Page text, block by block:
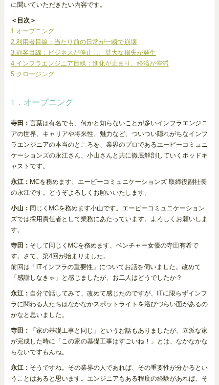
に聞いていただきたい内容です。
＜目次＞
1.オープニング
2.利用者目線：当たり前の日常が一瞬で崩壊
3.顧客目線：ビジネスが停止し、莫大な損失が発生
4.インフラエンジニア目線：進化が止まり、経済が停滞
5.クロージング
1．オープニング
寺田： 言葉は有名でも、何かと知らないことが多いインフラエンジニ
アの世界。キャリアや将来性、魅力など、ついつい隠れがちなインフ
ラエンジニアの本当のところを、業界のプロであるエーピーコミュニ
ケーションズの永江さん、小山さんと共に徹底解剖していくポッドキ
ャストです。
永江： MCを務めます、エーピーコミュニケーションズ 取締役副社長
の永江です。どうぞよろしくお願いいたします。
小山： 同じくMCを務めます小山です。エーピーコミュニケーション
ズでは採用責任者として業務にあたっています。よろしくお願いしま
す。
寺田： そして同じくMCを務めます、ベンチャー女優の寺田有希で
す。さて、第4回が始まりました。
前回は「ITインフラの重要性」についてお話を伺いました。改めて
「感謝しなきゃ」と感じましたが、お二人はどうでしたか？
永江： 自分で話してみて、改めて感じたのですが、ITに限らずインフ
ラに関わる人たちはなかなかスポットライトを浴びづらい面があるの
かなと思いました。
寺田：
「家の基礎工事と同じ」というお話もありましたが、立派な家
が完成した時に「この家の基礎工事はすごいね！」とは、なかなかな
らないですもんね。
永江： そうですね。その業界の人であれば、その重要性が分かるとい
うことはあると思います。エンジニアもある程度の経験があれば、そ